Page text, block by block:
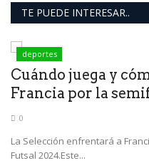
TE PUEDE INTERESAR..
deportes
Cuándo juega y
Francia por la
0
La Selección enfrentará a
Futsal 2024.Este...